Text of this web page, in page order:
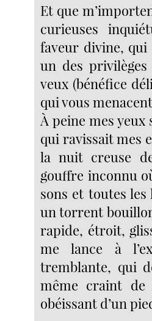
Et que
curieuses
faveur divine,
un des
veux (bénéfice
qui vous
À peine mes yeux
qui ravissait mes
la nuit creuse
gouffre inconnu
sons et toutes
un torrent
rapide, étroit,
me lance à
tremblante, qui
même craint de
obéissant d’un